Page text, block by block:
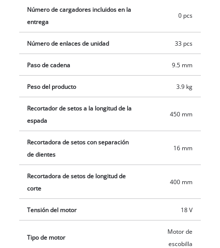
debido a su práctico bloqueo rápido. Para ejecutar incluso los
cortes difíciles en altura de forma limpia y precisa, la cabeza
del motor puede inclinarse 7 veces y la empuñadura principal
4 veces. Por lo tanto, se pueden ajustar a cada situación de
trabajo. Este producto viene sin batería ni cargador. Las
baterías y cargadores para la gama de productos Power-X-
Número de cargadores incluidos en la
entrega
0 pcs
Número de enlaces de unidad 33 pcs
Paso de cadena 9.5 mm
Peso del producto 3.9 kg
Recortador de setos a la longitud de la
espada
450 mm
Recortadora de setos con separación
de dientes
16 mm
Recortadora de setos de longitud de
corte
400 mm
Tensión del motor 18 V
Tipo de motor
Motor de
escobilla